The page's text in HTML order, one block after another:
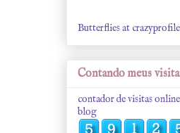
Butterflies at
Contando meus
contador de visitas
blog